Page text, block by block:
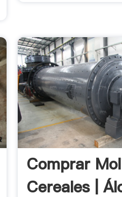
Comprar
Cereales |